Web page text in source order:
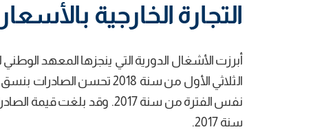
التجارة الخارجية بالأسعار
أبرزت الأشغال الدورية التي ينجزها المعهد الوطني
سنة 2017.